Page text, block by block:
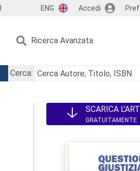
ENG Accedi
Ricerca Avanzata
Cerca:
SCARICA
GRATUITAMENTE